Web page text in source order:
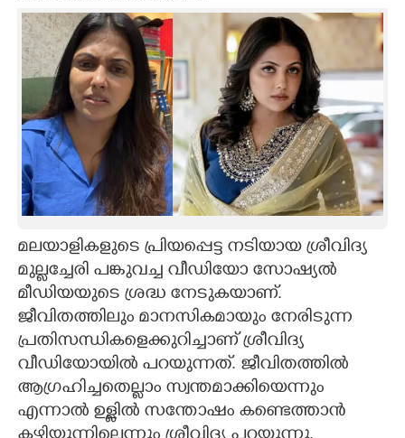
SPIRITUAL
INFO+
ART
ASTRO
CARTOONS
LITERATURE
ZOOM
CONTACT US
മലയാളികളുടെ പ്രിയപ്പെട്ട നടിയായ ശ്രീവിദ്യ
മുല്ലച്ചേരി പങ്കുവച്ച വീഡിയോ സോഷ്യൽ
മീഡിയയുടെ ശ്രദ്ധ നേടുകയാണ്.
ജീവിതത്തിലും മാനസികമായും നേരിടുന്ന
പ്രതിസന്ധികളെക്കുറിച്ചാണ് ശ്രീവിദ്യ
വീഡിയോയിൽ പറയുന്നത്. ജീവിതത്തിൽ
ആഗ്രഹിച്ചതെല്ലാം സ്വന്തമാക്കിയെന്നും
എന്നാൽ ഉള്ളിൽ സന്തോഷം കണ്ടെത്താൻ